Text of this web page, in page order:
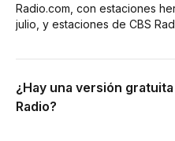
Radio.com, con estaciones
julio, y estaciones de CBS
¿Hay una versión
Radio?